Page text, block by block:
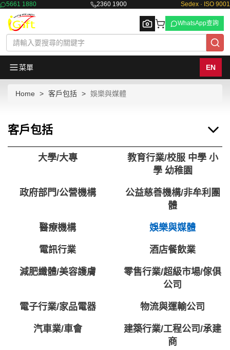
5661 1880 2360 1900 Sedex · ISO 9001
WhatsApp查詢
菜單 EN
Home 客戶包括 娛樂與媒體
客戶包括
大學/大專
教育行業/校服 中學 小
學 幼稚園
政府部門/公營機構
公益慈善機構/非牟利團
體
醫療機構 娛樂與媒體
電訊行業 酒店餐飲業
減肥纖體/美容護膚
零售行業/超級市場/傢俱
公司
電子行業/家品電器 物流與運輸公司
汽車業/車會
建築行業/工程公司/承建
商